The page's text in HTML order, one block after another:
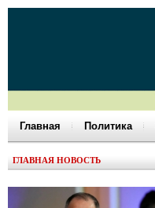
Главная Политика
ГЛАВНАЯ НОВОСТЬ